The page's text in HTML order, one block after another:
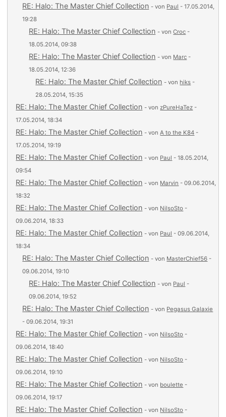
RE: Halo: The Master Chief Collection - von Paul - 17.05.2014,
19:28
RE: Halo: The Master Chief Collection - vonCroc -
18.05.2014, 09:38
RE: Halo: The Master Chief Collection - von Marc -
18.05.2014, 12:36
RE: Halo: The Master Chief Collection - von hiks -
28.05.2014, 15:35
RE: Halo: The Master Chief Collection - vonzPureHaTez -
17.05.2014, 18:34
RE: Halo: The Master Chief Collection - vonA to the K84 -
17.05.2014, 19:19
RE: Halo: The Master Chief Collection - von Paul - 18.05.2014,
09:54
RE: Halo: The Master Chief Collection - von Marvin - 09.06.2014,
18:32
RE: Halo: The Master Chief Collection - von NilsoSto -
09.06.2014, 18:33
RE: Halo: The Master Chief Collection - von Paul - 09.06.2014,
18:34
RE: Halo: The Master Chief Collection - von MasterChief56 -
09.06.2014, 19:10
RE: Halo: The Master Chief Collection - von Paul -
09.06.2014, 19:52
RE: Halo: The Master Chief Collection - von Pegasus Galaxie
- 09.06.2014, 19:31
RE: Halo: The Master Chief Collection - von NilsoSto -
09.06.2014, 18:40
RE: Halo: The Master Chief Collection - von NilsoSto -
09.06.2014, 19:10
RE: Halo: The Master Chief Collection - von boulette -
09.06.2014, 19:17
RE: Halo: The Master Chief Collection - von NilsoSto -